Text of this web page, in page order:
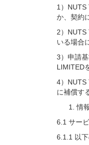
1）NUTS
か、契約
2）NUTS
いる場合
3）申請
LIMITED
4）NUTS
に補償す
情
6.1 サー
6.1.1 以